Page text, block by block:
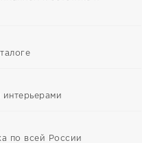
по всей России